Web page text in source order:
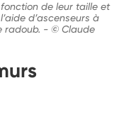
de leur taille et
d’ascenseurs à
radoub. - © Claude